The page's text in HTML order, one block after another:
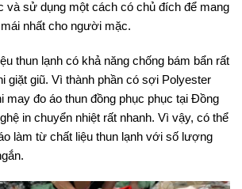
và sử dụng một cách có chủ đích để mang
nhất cho người mặc.
thun lạnh có khả năng chống bám bẩn rất
giặt giũ. Vì thành phần có sợi Polyester
may đo áo thun đồng phục phục tại Đồng
in chuyển nhiệt rất nhanh. Vì vậy, có thể
làm từ chất liệu thun lạnh với số lượng